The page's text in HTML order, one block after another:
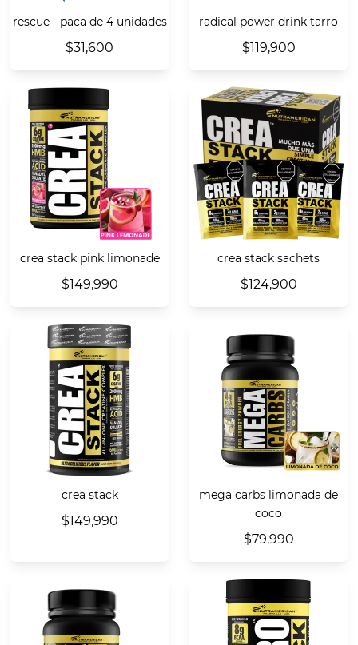
rescue - paca de 4 unidades
$31,600
radical power drink tarro
$119,900
crea stack pink limonade
$149,990
crea stack sachets
$124,900
crea stack
$149,990
mega carbs limonada de
coco
$79,990